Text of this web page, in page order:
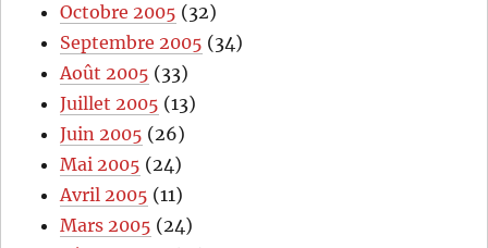
Octobre 2005 (32)
Septembre 2005 (34)
Août 2005 (33)
Juillet 2005 (13)
Juin 2005 (26)
Mai 2005 (24)
Avril 2005 (11)
Mars 2005 (24)